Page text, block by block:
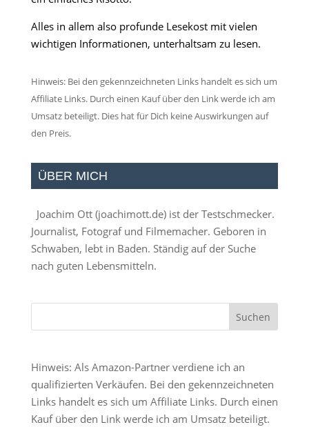
Alles in allem also profunde Lesekost mit vielen
wichtigen Informationen, unterhaltsam zu lesen.
Hinweis: Bei den gekennzeichneten Links handelt es sich um
Affiliate Links. Durch einen Kauf über den Link werde ich am
Umsatz beteiligt. Dies hat für Dich keine Auswirkungen auf
den Preis.
ÜBER MICH
Joachim Ott (joachimott.de) ist der Testschmecker.
Journalist, Fotograf und Filmemacher. Geboren in
Schwaben, lebt in Baden. Ständig auf der Suche
nach guten Lebensmitteln.
Hinweis: Als Amazon-Partner verdiene ich an
qualifizierten Verkäufen. Bei den gekennzeichneten
Links handelt es sich um Affiliate Links. Durch einen
Kauf über den Link werde ich am Umsatz beteiligt.